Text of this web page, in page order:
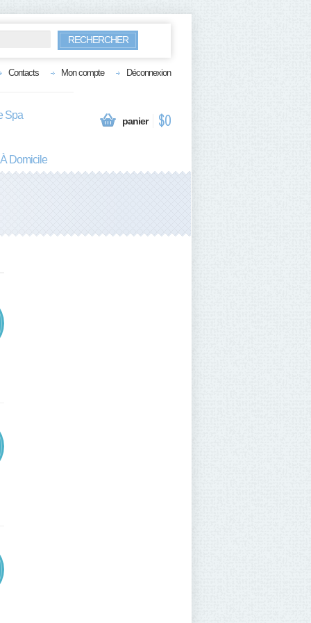
Contacts Mon compte Déconnexion
RECHERCHER
Spa
Domicile
panier $0